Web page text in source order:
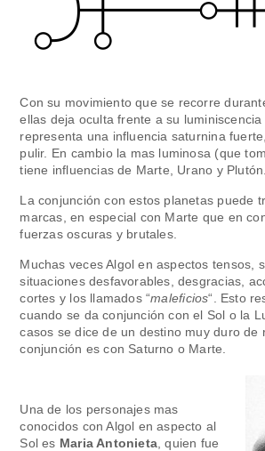
Con su movimiento que se recorre
ellas deja oculta frente a su
representa una influencia saturnina
pulir. En cambio la mas luminosa (que
tiene influencias de Marte, Urano y Plutón.
La conjunción con estos planetas puede
marcas, en especial con Marte que en
fuerzas oscuras y brutales.
Muchas veces Algol en aspectos tensos,
situaciones desfavorables, desgracias,
cortes y los llamados “maleficios“. Esto
cuando se da conjunción con el Sol o la
casos se dice de un destino muy duro de
conjunción es con Saturno o Marte.
Una de los personajes mas
conocidos con Algol en aspecto al
Sol es Maria Antonieta , quien fue